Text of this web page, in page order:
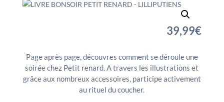
39,99€
Page après page, découvres comment se déroule une
soirée chez Petit renard. A travers les illustrations et
grâce aux nombreux accessoires, participe activement
au rituel du coucher.